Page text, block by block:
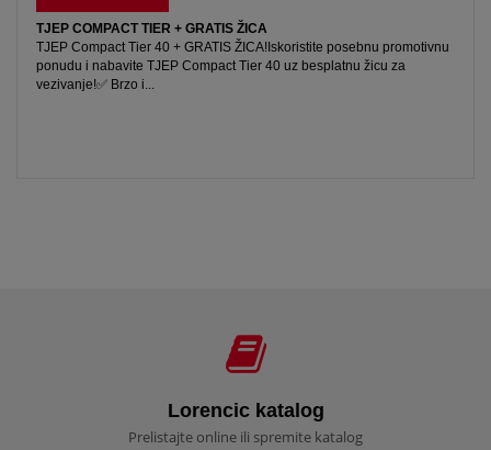
TJEP COMPACT TIER + GRATIS ŽICA
TJEP Compact Tier 40 + GRATIS ŽICA!Iskoristite posebnu promotivnu
ponudu i nabavite TJEP Compact Tier 40 uz besplatnu žicu za
vezivanje!✅ Brzo i...
Lorencic katalog
Prelistajte online ili spremite katalog